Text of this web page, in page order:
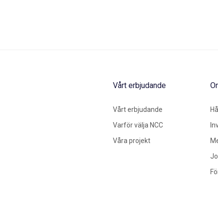
Vårt erbjudande
Vårt erbjudande
Varför välja NCC
Våra projekt